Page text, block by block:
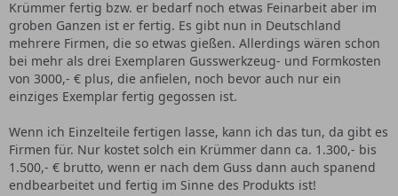
Krümmer fertig bzw. er bedarf noch etwas Feinarbeit aber im
groben Ganzen ist er fertig. Es gibt nun in Deutschland
mehrere Firmen, die so etwas gießen. Allerdings wären schon
bei mehr als drei Exemplaren Gusswerkzeug- und Formkosten
von 3000,- € plus, die anfielen, noch bevor auch nur ein
einziges Exemplar fertig gegossen ist.
Wenn ich Einzelteile fertigen lasse, kann ich das tun, da gibt es
Firmen für. Nur kostet solch ein Krümmer dann ca. 1.300,- bis
1.500,- € brutto, wenn er nach dem Guss dann auch spanend
endbearbeitet und fertig im Sinne des Produkts ist!